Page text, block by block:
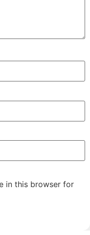
in this browser for